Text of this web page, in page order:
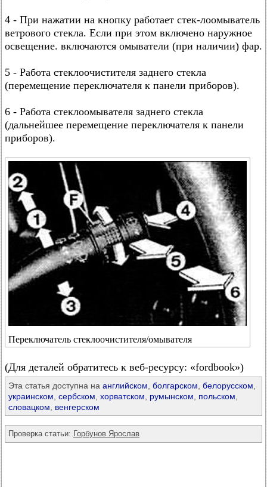
4 - При нажатии на кнопку работает стек-лоомыватель
ветрового стекла. Если при этом включено наружное
освещение. включаются омыватели (при наличии) фар.
5 - Работа стеклоочистителя заднего стекла
(перемещение переключателя к панели приборов).
6 - Работа стеклоомывателя заднего стекла
(дальнейшее перемещение переключателя к панели
приборов).
Переключатель стеклоочистителя/омывателя
(Для деталей обратитесь к веб-ресурсу: «fordbook»)
Эта статья доступна на английском болгарском белорусском
украинском сербском хорватском румынском польском
словацком
венгерском
Проверка статьи: Горбунов Ярослав